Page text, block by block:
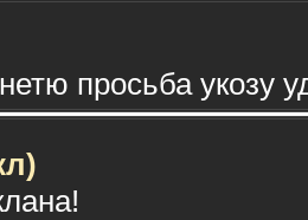
просьба укозу